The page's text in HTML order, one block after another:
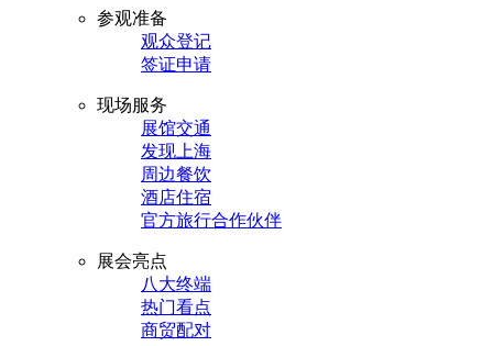
参观准备
观众登记
签证申请
现场服务
展馆交通
发现上海
周边餐饮
酒店住宿
官方旅行合作伙伴
展会亮点
八大终端
热门看点
商贸配对